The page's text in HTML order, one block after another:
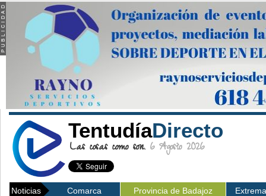
TentudíaDirecto
Las cosas como son. 6 Agosto 2026
Noticias Comarca Provincia de Badajoz